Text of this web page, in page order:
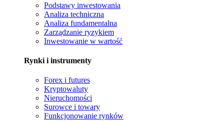
Podstawy inwestowania
Analiza techniczna
Analiza fundamentalna
Zarządzanie ryzykiem
Inwestowanie w wartość
Rynki i instrumenty
Forex i futures
Kryptowaluty
Nieruchomości
Surowce i towary
Funkcjonowanie rynków